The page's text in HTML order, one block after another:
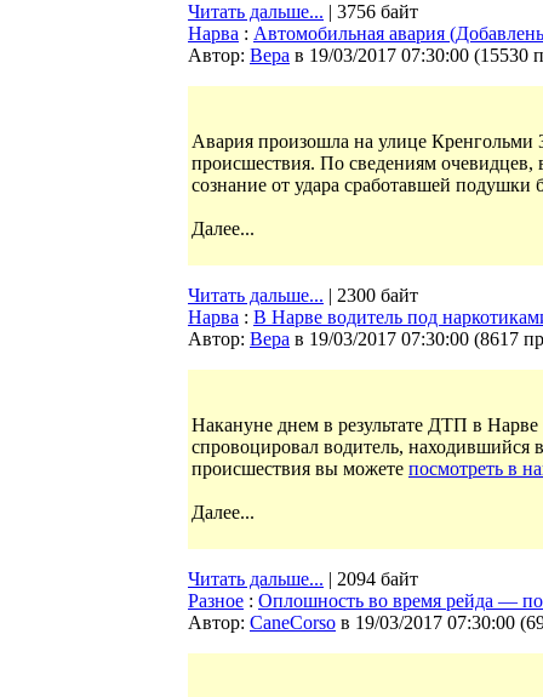
Читать дальше... | 3756 байт
Нарва : Автомобильная авария
Автор: Bepa в 19/03/2017 07:30:00 (15530
Авария произошла на улице Кренгольми
происшествия. По сведениям очевидцев,
сознание от удара сработавшей подушки
Далее...
Читать дальше... | 2300 байт
Нарва : В Нарве водитель под
Автор: Bepa в 19/03/2017 07:30:00 (8617
Накануне днем в результате ДТП в
спровоцировал водитель, находившийся
происшествия вы можете посмотреть в
Далее...
Читать дальше... | 2094 байт
Разное : Оплошность во время рейда —
Автор: CaneCorso в 19/03/2017 07:30:00 (